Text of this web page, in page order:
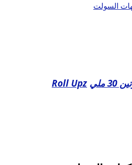
السولت
ملي Roll Upz